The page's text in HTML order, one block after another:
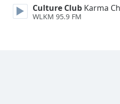
Dialog
End
Culture Club Karma
WLKM 95.9 FM